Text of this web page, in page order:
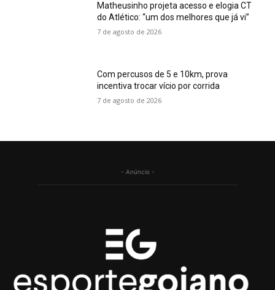
Matheusinho projeta acesso e elogia CT
do Atlético: “um dos melhores que já vi”
7 de agosto de 2026
Com percusos de 5 e 10km, prova
incentiva trocar vício por corrida
7 de agosto de 2026
- Anúncio -